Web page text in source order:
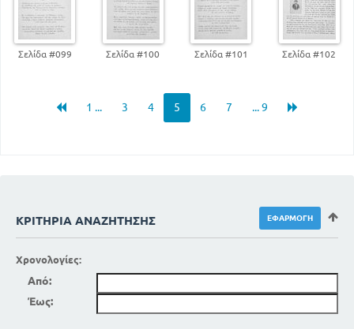
Σελίδα #099 Σελίδα #100 Σελίδα #101 Σελίδα #102
1 ... 3 4 5 6 7 ... 9
ΚΡΙΤΉΡΙΑ ΑΝΑΖΉΤΗΣΗΣ
Χρονολογίες:
Από:
Έως: